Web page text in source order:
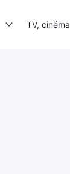
TV, cinéma